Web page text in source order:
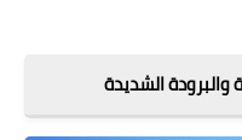
والبرودة الشديدة